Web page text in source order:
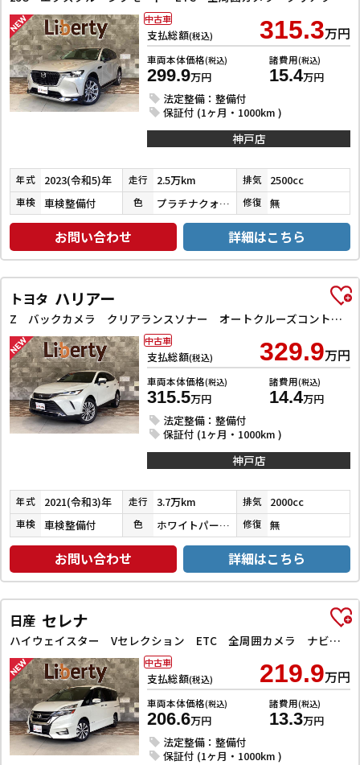
支払総額(税込) 315.3万円
車両本体価格(税込)
299.9万円
諸費用(税込)
15.4万円
法定整備：整備付
保証付 (1ヶ月・1000km )
中古車
神戸店
年式 2023(令和5)年 走行 2.5万km 排気 2500cc
車検 車検整備付 色 プラチナクォーツメタリック 修復 無
お問い合わせ 詳細はこちら
トヨタ ハリアー
Z バックカメラ クリアランスソナー オートクルーズコントロール レーンアシスト パワーシート 衝突被害軽減システム ナビ TV オートマチックハイビーム オートライト LEDヘッドランプ 電動リアゲート
支払総額(税込) 329.9万円
車両本体価格(税込)
315.5万円
諸費用(税込)
14.4万円
法定整備：整備付
保証付 (1ヶ月・1000km )
中古車
神戸店
年式 2021(令和3)年 走行 3.7万km 排気 2000cc
車検 車検整備付 色 ホワイトパールクリスタルシャイン 修復 無
お問い合わせ 詳細はこちら
日産 セレナ
ハイウェイスター Vセレクション ETC 全周囲カメラ ナビ TV クリアランスソナー オートクルーズコントロール パークアシスト 衝突被害軽減システム 両側電動スライドドア オートライト LEDヘッドランプ
支払総額(税込) 219.9万円
車両本体価格(税込)
206.6万円
諸費用(税込)
13.3万円
法定整備：整備付
保証付 (1ヶ月・1000km )
中古車